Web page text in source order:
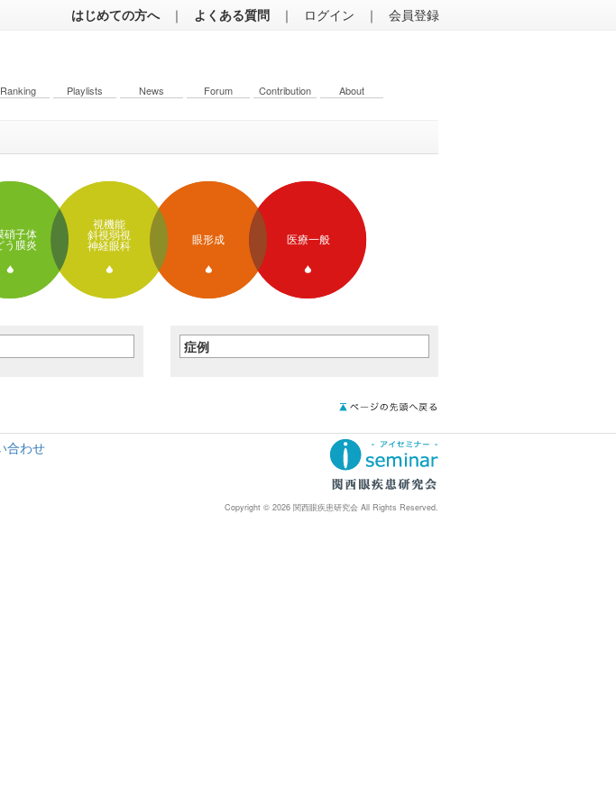
はじめての方へ ｜ よくある質問 ｜ ログイン ｜ 会員登録
Ranking Playlists News Forum Contribution About
硝子体
う膜炎
視機能
斜視弱視
神経眼科
眼形成 医療一般
症例
合わせ
Copyright © 2026 関西眼疾患研究会 All Rights Reserved.